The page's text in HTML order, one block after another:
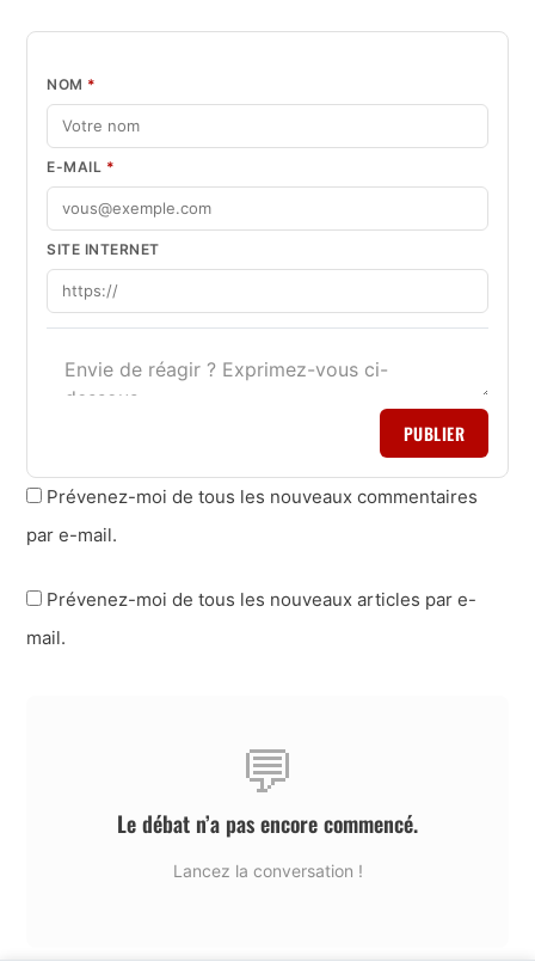
NOM *
E-MAIL *
SITE INTERNET
PUBLIER
Prévenez-moi de tous les nouveaux commentaires
par e-mail.
Prévenez-moi de tous les nouveaux articles par e-
mail.
💬
Le débat n’a pas encore commencé.
Lancez la conversation !